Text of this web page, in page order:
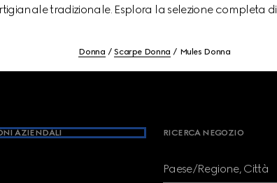
tradizionale. Esplora la selezione completa di
Donna Scarpe Donna Mules Donna
AZIENDALI RICERCA NEGOZIO
Paese/Regione, Città